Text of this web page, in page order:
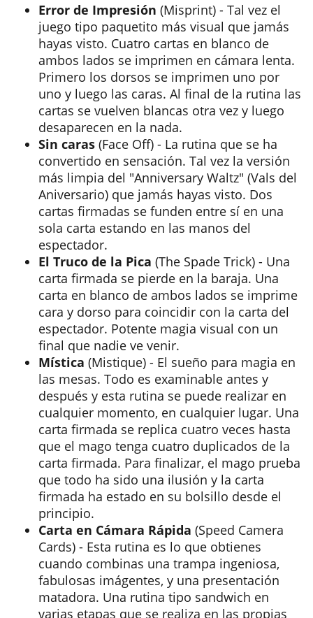
Error de Impresión (Misprint) - Tal vez el
juego tipo paquetito más visual que jamás
hayas visto. Cuatro cartas en blanco de
ambos lados se imprimen en cámara lenta.
Primero los dorsos se imprimen uno por
uno y luego las caras. Al final de la rutina las
cartas se vuelven blancas otra vez y luego
desaparecen en la nada.
Sin caras (Face Off) - La rutina que se ha
convertido en sensación. Tal vez la versión
más limpia del "Anniversary Waltz" (Vals del
Aniversario) que jamás hayas visto. Dos
cartas firmadas se funden entre sí en una
sola carta estando en las manos del
espectador.
El Truco de la Pica (The Spade Trick) - Una
carta firmada se pierde en la baraja. Una
carta en blanco de ambos lados se imprime
cara y dorso para coincidir con la carta del
espectador. Potente magia visual con un
final que nadie ve venir.
Mística (Mistique) - El sueño para magia en
las mesas. Todo es examinable antes y
después y esta rutina se puede realizar en
cualquier momento, en cualquier lugar. Una
carta firmada se replica cuatro veces hasta
que el mago tenga cuatro duplicados de la
carta firmada. Para finalizar, el mago prueba
que todo ha sido una ilusión y la carta
firmada ha estado en su bolsillo desde el
principio.
Carta en Cámara Rápida (Speed Camera
Cards) - Esta rutina es lo que obtienes
cuando combinas una trampa ingeniosa,
fabulosas imágentes, y una presentación
matadora. Una rutina tipo sandwich en
varias etapas que se realiza en las propias